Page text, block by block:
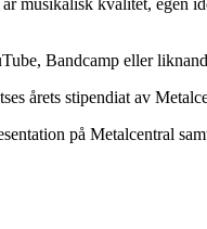
Bandcamp eller
årets stipendiat av
på Metalcentral